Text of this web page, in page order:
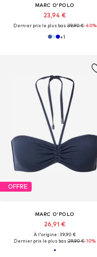
MARC O'POLO
23,94 €
Dernier prix le plus bas :39,90 €-40%
+1
OFFRE
MARC O'POLO
26,91 €
À l'origine : 39,90 €
Dernier prix le plus bas :29,90 €-10%